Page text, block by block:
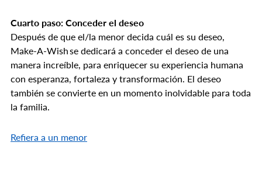
Cuarto paso: Conceder el deseo
Después de que el/la menor decida cuál es su deseo,
Make-A-Wish se dedicará a conceder el deseo de una
manera increíble, para enriquecer su experiencia humana
con esperanza, fortaleza y transformación. El deseo
también se convierte en un momento inolvidable para toda
la familia.
Refiera a un menor